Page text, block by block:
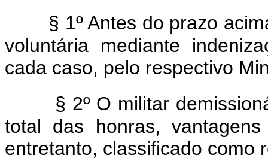
§ 1º Antes do prazo
voluntária mediante
cada caso, pelo respectivo
§ 2º O militar
total das honras,
entretanto, classificado como